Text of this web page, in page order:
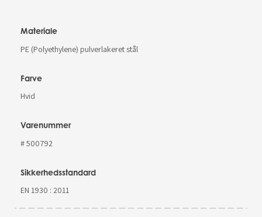
Materiale
PE (Polyethylene) pulverlakeret stål
Farve
Hvid
Varenummer
# 500792
Sikkerhedsstandard
EN 1930 : 2011